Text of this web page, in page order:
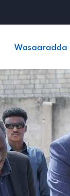
Wasaaradda